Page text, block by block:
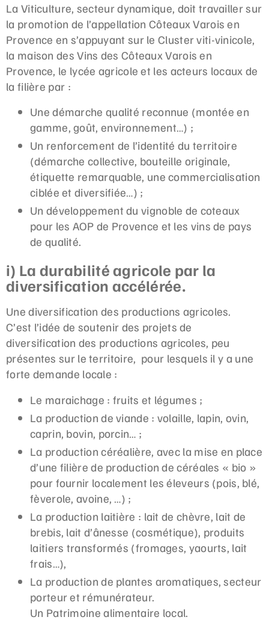
La Viticulture, secteur dynamique, doit travailler sur
la promotion de l’appellation Côteaux Varois en
Provence en s’appuyant sur le Cluster viti-vinicole,
la maison des Vins des Côteaux Varois en
Provence, le lycée agricole et les acteurs locaux de
la filière par :
Une démarche qualité reconnue (montée en
gamme, goût, environnement…) ;
Un renforcement de l’identité du territoire
(démarche collective, bouteille originale,
étiquette remarquable, une commercialisation
ciblée et diversifiée…) ;
Un développement du vignoble de coteaux
pour les AOP de Provence et les vins de pays
de qualité.
i) La durabilité agricole par la
diversification accélérée.
Une diversification des productions agricoles.
C’est l’idée de soutenir des projets de
diversification des productions agricoles, peu
présentes sur le territoire, pour lesquels il y a une
forte demande locale :
Le maraichage : fruits et légumes ;
La production de viande : volaille, lapin, ovin,
caprin, bovin, porcin… ;
La production céréalière, avec la mise en place
d’une filière de production de céréales « bio »
pour fournir localement les éleveurs (pois, blé,
fèverole, avoine, …) ;
La production laitière : lait de chèvre, lait de
brebis, lait d’ânesse (cosmétique), produits
laitiers transformés (fromages, yaourts, lait
frais…),
La production de plantes aromatiques, secteur
porteur et rémunérateur.
Un Patrimoine alimentaire local.